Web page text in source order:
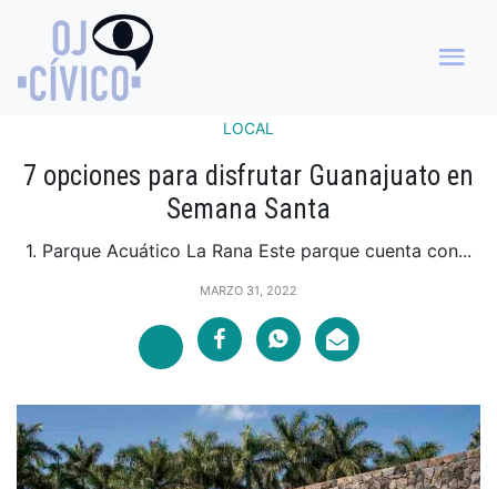
LOCAL
7 opciones para disfrutar Guanajuato en
Semana Santa
1. Parque Acuático La Rana Este parque cuenta con...
MARZO 31, 2022